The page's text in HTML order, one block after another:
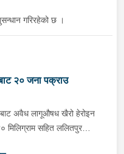
गरिरहेको छ ।
२० जना पक्राउ
अवैध लागूऔषध खैरो हेरोइन
मिलिग्राम सहित ललितपुर